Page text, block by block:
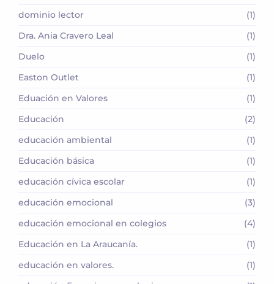
dominio lector
(1)
Dra. Ania Cravero Leal
(1)
Duelo
(1)
Easton Outlet
(1)
Eduación en Valores
(1)
Educación
(2)
educación ambiental
(1)
Educación básica
(1)
educación cívica escolar
(1)
educación emocional
(3)
educación emocional en colegios
(4)
Educación en La Araucanía.
(1)
educación en valores.
(1)